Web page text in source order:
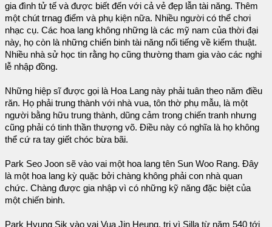
gia đình tử tế và được biết đến với cả vẻ đẹp lẫn tài năng. Thêm
một chút trnag điểm và phụ kiện nữa. Nhiều người có thể chơi
nhạc cụ. Các hoa lang không những là các mỹ nam của thời đại
này, họ còn là những chiến binh tài năng nổi tiếng về kiếm thuật.
Nhiều nhà sử học tin rằng họ cũng thường tham gia vào các nghi
lễ nhập đồng.
Những hiệp sĩ được gọi là Hoa Lang này phải tuân theo năm điều
răn. Họ phải trung thành với nhà vua, tôn thờ phụ mẫu, là một
người bằng hữu trung thành, dũng cảm trong chiến tranh nhưng
cũng phải có tinh thần thượng võ. Điều này có nghĩa là họ không
thể cứ ra tay giết chóc bừa bãi.
Park Seo Joon sẽ vào vai một hoa lang tên Sun Woo Rang. Đây
là một hoa lang kỳ quặc bởi chàng không phải con nhà quan
chức. Chàng được gia nhập vì có những kỹ năng đặc biệt của
một chiến binh.
Park Hyung Sik vào vai Vua Jin Heung, trị vì Silla từ năm 540 tới